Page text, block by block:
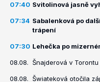
07:40 Svitolinová jasně
07:34 Sabalenková po
trápení
07:30 Lehečka po
08.08. Šnajderová v
08.08. Šwiateková otočila